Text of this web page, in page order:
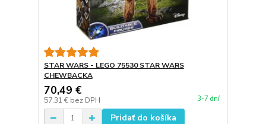
STAR WARS - LEGO 75530 STAR WARS
CHEWBACKA
70,49 €
57,31 € bez DPH 3-7 dní
Pridať do košíka